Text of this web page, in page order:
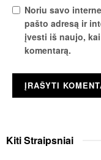
Noriu savo
pašto adresą ir
įvesti iš naujo,
komentarą.
KitiStraipsniai